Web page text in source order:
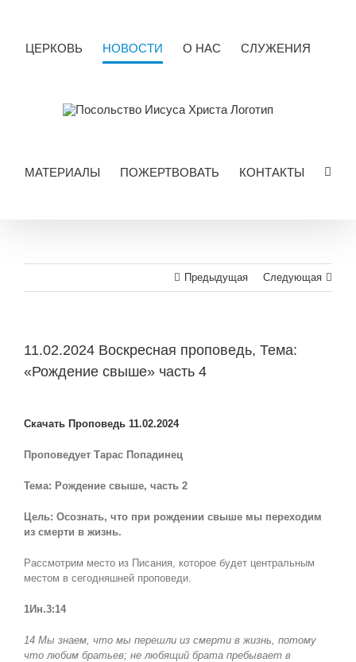
ЦЕРКОВЬ НОВОСТИ О НАС СЛУЖЕНИЯ
МАТЕРИАЛЫ ПОЖЕРТВОВАТЬ КОНТАКТЫ
Предыдущая Следующая
11.02.2024 Воскресная проповедь, Тема:
«Рождение свыше» часть 4
Image
Скачать Проповедь 11.02.2024
Проповедует Тарас Попадинец
Тема: Рождение свыше, часть 2
Цель: Осознать, что при рождении свыше мы переходим
из смерти в жизнь.
Рассмотрим место из Писания, которое будет центральным
местом в сегодняшней проповеди.
1Ин.3:14
14 Мы знаем, что мы перешли из смерти в жизнь, потому
что любим братьев; не любящий брата пребывает в